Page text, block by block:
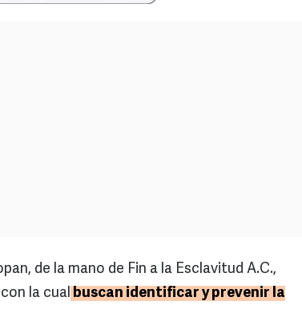
de la mano de Fin a la Esclavitud A.C.,
la cual buscan identificar y prevenir la